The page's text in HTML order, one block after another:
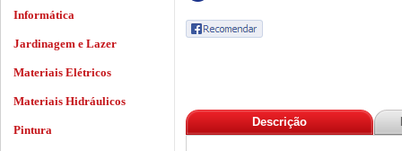
Descrição
Informática
Jardinagem e Lazer
Materiais Elétricos
Materiais Hidráulicos
Pintura